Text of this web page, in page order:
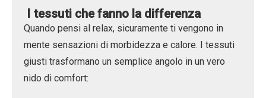
I tessuti che fanno la differenza
Quando pensi al relax, sicuramente ti vengono in
mente sensazioni di morbidezza e calore. I tessuti
giusti trasformano un semplice angolo in un vero
nido di comfort: